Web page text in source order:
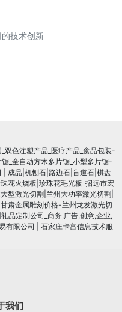
技术创新
双色注塑产品_医疗产品_食品包装-
_全自动方木多片锯_小型多片锯-
成品|机刨石|路边石|盲道石|棋盘
花火烧板|珍珠花毛光板_招远市宏
型激光切割|兰州大功率激光切割|
肃金属雕刻价格-兰州龙发激光切
品定制公司_商务,广告,创意,企业,
有限公司
石家庄卡富信息技术服
我们